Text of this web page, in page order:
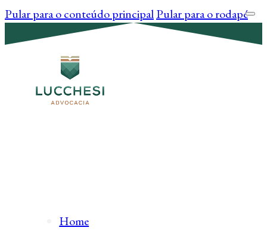
Pular para o conteúdo principalPular para o rodapé
Home